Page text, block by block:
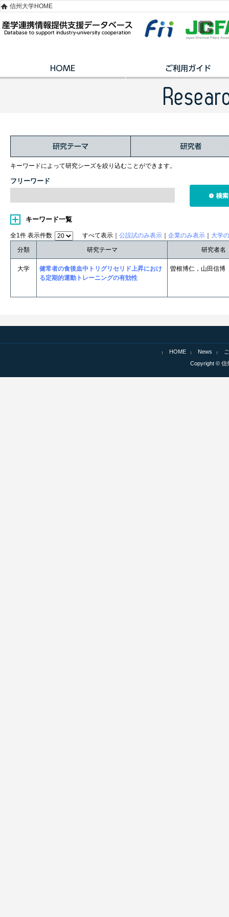
信州大学HOME
キーワードによって研究シーズを絞り込むことができます。
フリーワード
キーワード一覧
全1件 表示件数 すべて表示｜ 公設試のみ表示 企業のみ表示
大学
分類
研究テーマ 研究者名
大学
健常者の食後血中トリグリセリド上昇におけ
る定期的運動トレーニングの有効性
曽根博仁，山田信博
HOME News
Copyright © 信